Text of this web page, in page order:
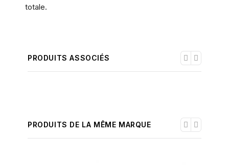
totale.
PRODUITS ASSOCIÉS
PRODUITS DE LA MÊME MARQUE